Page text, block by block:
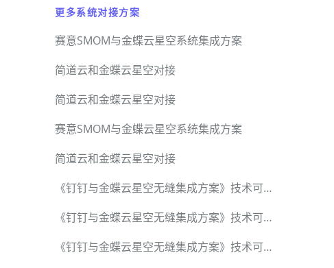
更多系统对接方案
赛意SMOM与金蝶云星空系统集成方案
简道云和金蝶云星空对接
简道云和金蝶云星空对接
赛意SMOM与金蝶云星空系统集成方案
简道云和金蝶云星空对接
《钉钉与金蝶云星空无缝集成方案》技术可行性调研报告
《钉钉与金蝶云星空无缝集成方案》技术可行性调研报告
《钉钉与金蝶云星空无缝集成方案》技术可行性调研报告